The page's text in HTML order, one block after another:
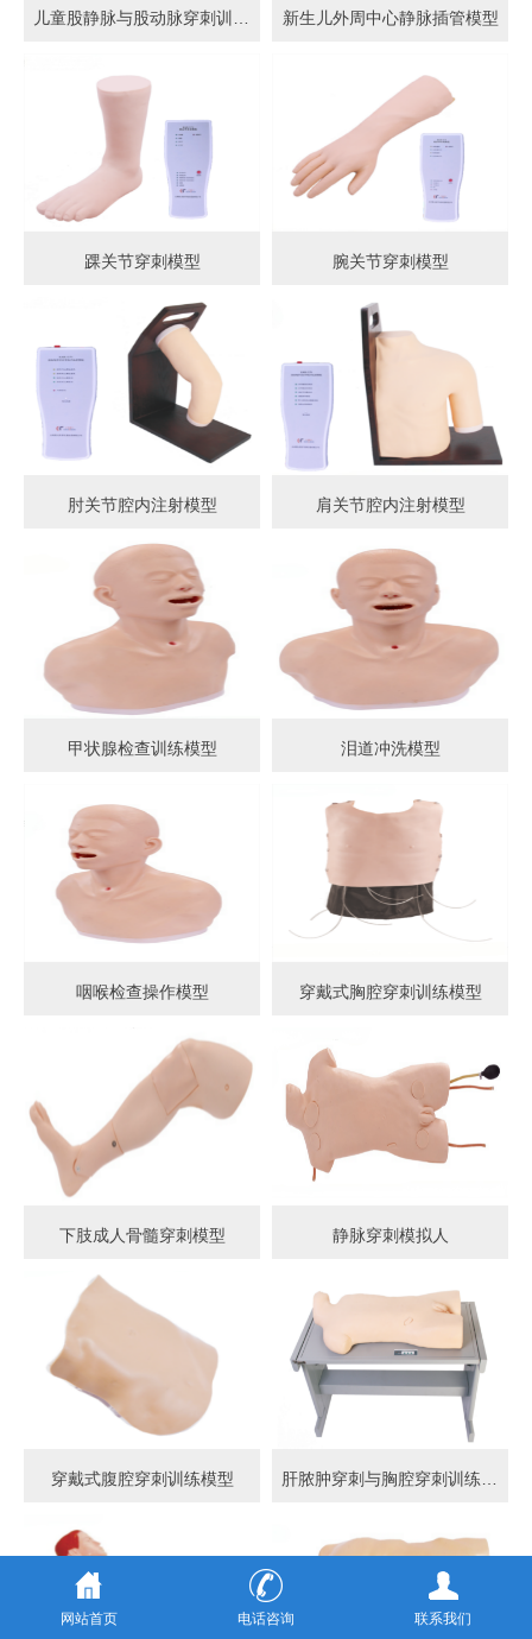
儿童股静脉与股动脉穿刺训练模型 新生儿外周中心静脉插管模型
踝关节穿刺模型 腕关节穿刺模型
肘关节腔内注射模型 肩关节腔内注射模型
甲状腺检查训练模型 泪道冲洗模型
咽喉检查操作模型 穿戴式胸腔穿刺训练模型
下肢成人骨髓穿刺模型 静脉穿刺模拟人
穿戴式腹腔穿刺训练模型
网站首页 电话咨询 联系我们